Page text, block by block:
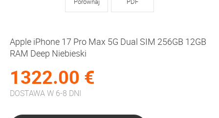
Porównaj PDF
Apple iPhone 17 Pro Max 5G Dual SIM 256GB 12GB
RAM Deep Niebieski
1322.00 €
DOSTAWA W 6-8 DNI